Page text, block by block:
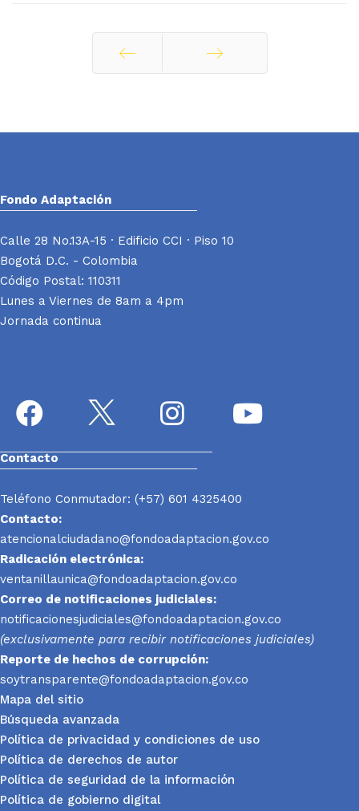
Fondo Adaptación
Calle 28 No.13A-15 · Edificio CCI · Piso 10
Bogotá D.C. - Colombia
Código Postal: 110311
Lunes a Viernes de 8am a 4pm
Jornada continua
Contacto
Teléfono Conmutador: (+57) 601 4325400
Contacto:
atencionalciudadano@fondoadaptacion.gov.co
Radicación electrónica:
ventanillaunica@fondoadaptacion.gov.co
Correo de notificaciones judiciales:
notificacionesjudiciales@fondoadaptacion.gov.co
(exclusivamente para recibir notificaciones judiciales)
Reporte de hechos de corrupción:
soytransparente@fondoadaptacion.gov.co
Mapa del sitio
Búsqueda avanzada
Política de privacidad y condiciones de uso
Política de derechos de autor
Política de seguridad de la información
Política de gobierno digital